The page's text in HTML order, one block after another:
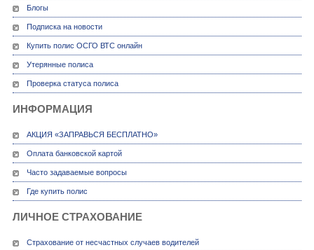
Блогы
Подписка на новости
Купить полис ОСГО ВТС онлайн
Утерянные полиса
Проверка статуса полиса
ИНФОРМАЦИЯ
АКЦИЯ «ЗАПРАВЬСЯ БЕСПЛАТНО»
Оплата банковской картой
Часто задаваемые вопросы
Где купить полис
ЛИЧНОЕ СТРАХОВАНИЕ
Страхование от несчастных случаев водителей